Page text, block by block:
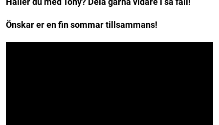
Önskar er en fin sommar tillsammans!